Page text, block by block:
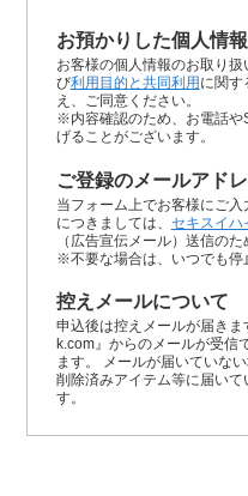
お預かりした個人情
お客様の個人情報のお取り扱
び利用目的と共同利用 に関す
え、ご同意ください。
※内容確認のため、お電話や
げることがございます。
ご登録のメールアド
当フォーム上でお客様にご
につきましては、 セキスイハ
（広告宣伝メール）送信の
※不要な場合は、いつでも停
控えメールについて
申込後は控えメールが届き
k.com』からのメールが受信
ます。 メールが届いていな
削除済みアイテム等に届い
す。